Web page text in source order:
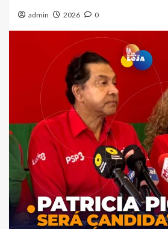
admin 2026 0